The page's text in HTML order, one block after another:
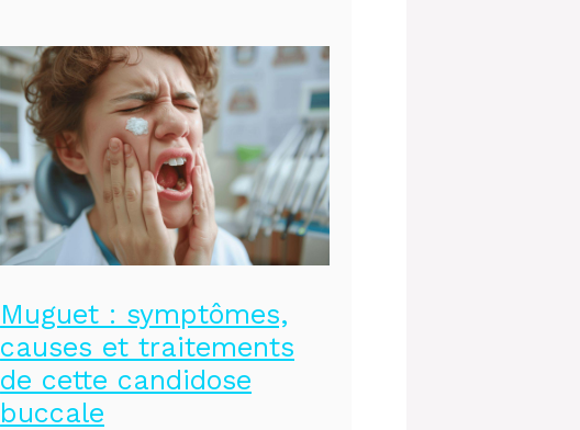
Muguet : symptômes,
causes et traitements
de cette candidose
buccale